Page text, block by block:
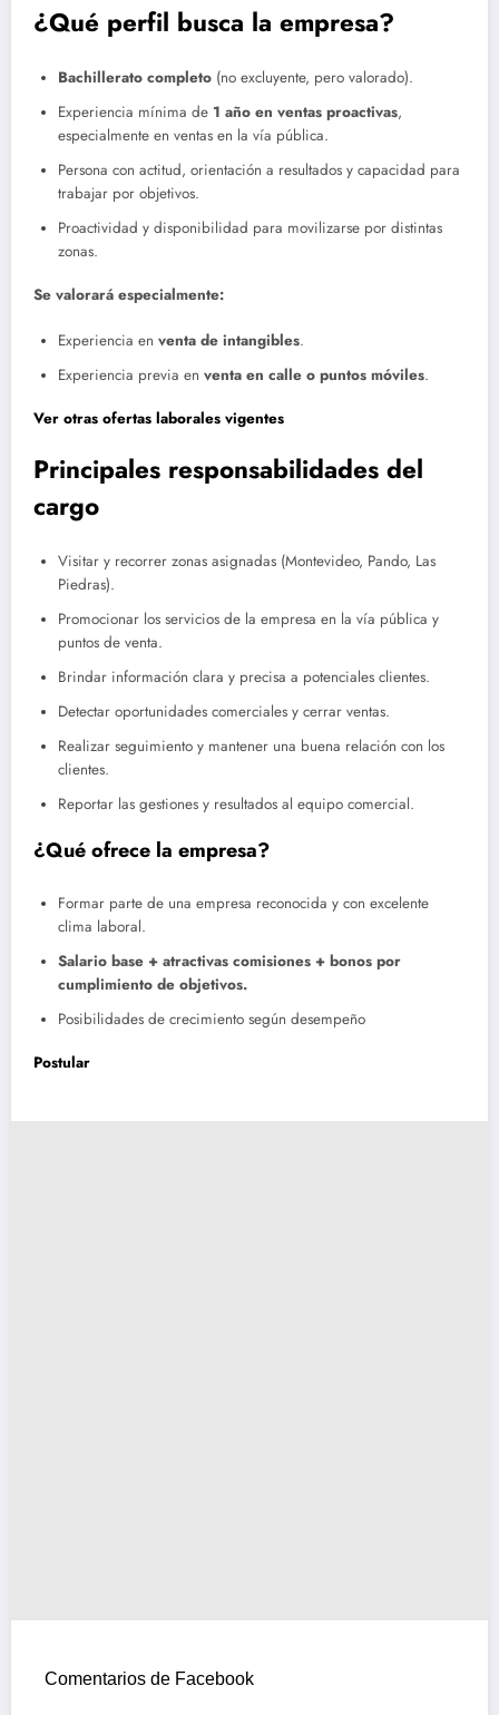
¿Qué perfil busca la empresa?
Bachillerato completo (no excluyente, pero valorado).
Experiencia mínima de 1 año en ventas proactivas,
especialmente en ventas en la vía pública.
Persona con actitud, orientación a resultados y capacidad para
trabajar por objetivos.
Proactividad y disponibilidad para movilizarse por distintas
zonas.
Se valorará especialmente:
Experiencia en venta de intangibles.
Experiencia previa en venta en calle o puntos móviles.
Ver otras ofertas laborales vigentes
Principales responsabilidades del
cargo
Visitar y recorrer zonas asignadas (Montevideo, Pando, Las
Piedras).
Promocionar los servicios de la empresa en la vía pública y
puntos de venta.
Brindar información clara y precisa a potenciales clientes.
Detectar oportunidades comerciales y cerrar ventas.
Realizar seguimiento y mantener una buena relación con los
clientes.
Reportar las gestiones y resultados al equipo comercial.
¿Qué ofrece la empresa?
Formar parte de una empresa reconocida y con excelente
clima laboral.
Salario base + atractivas comisiones + bonos por
cumplimiento de objetivos.
Posibilidades de crecimiento según desempeño
Postular
Comentarios de Facebook